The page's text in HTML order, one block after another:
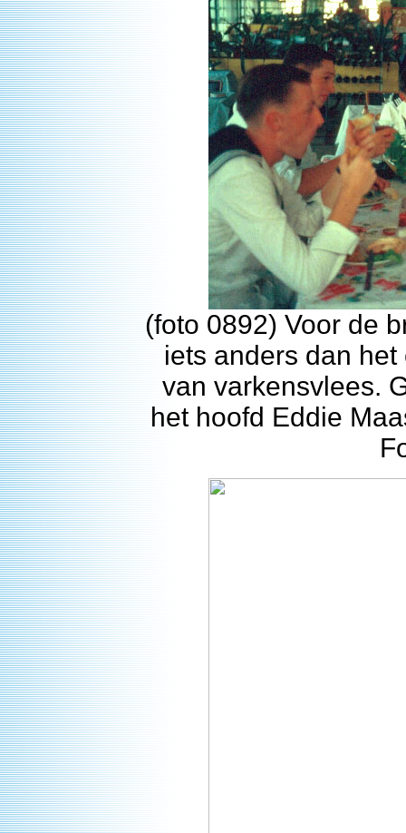
(foto 0892) Voor de
iets anders dan
van varkensvlees.
het hoofd Eddie